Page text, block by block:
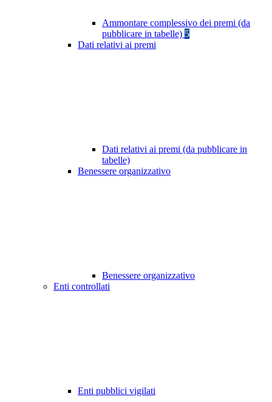
Ammontare complessivo dei premi (da
pubblicare in tabelle) 5
Dati relativi ai premi
Dati relativi ai premi (da pubblicare in
tabelle)
Benessere organizzativo
Benessere organizzativo
Enti controllati
Enti pubblici vigilati